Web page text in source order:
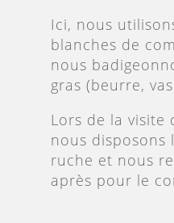
Ici, nous
blanches de
nous
gras (beurre,
Lors de la visite
nous disposons
ruche et nous
après pour le